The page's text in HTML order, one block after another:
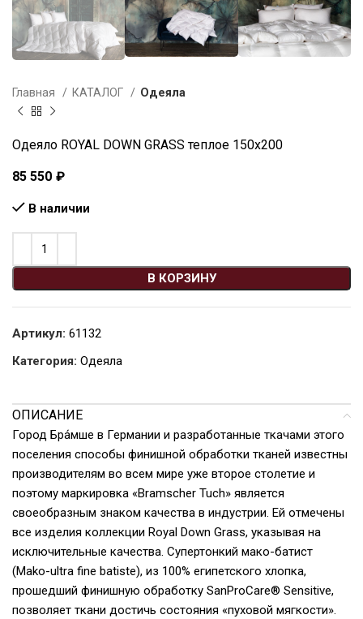
Главная КАТАЛОГ Одеяла
Одеяло ROYAL DOWN GRASS теплое 150х200
85 550 ₽
В наличии
В КОРЗИНУ
Артикул: 61132
Категория: Одеяла
ОПИСАНИЕ
Город Бра́мше в Германии и разработанные ткачами этого
поселения способы финишной обработки тканей известны
производителям во всем мире уже второе столетие и
поэтому маркировка «Bramscher Tuch» является
своеобразным знаком качества в индустрии. Ей отмечены
все изделия коллекции Royal Down Grass, указывая на
исключительные качества. Супертонкий мако-батист
(Mako-ultra fine batiste), из 100% египетского хлопка,
прошедший финишную обработку SanProCare® Sensitive,
позволяет ткани достичь состояния «пуховой мягкости».